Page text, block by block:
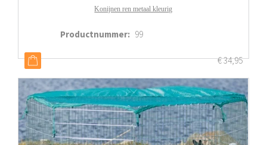
Konijnen ren metaal kleurig
Productnummer: 99
€34,95